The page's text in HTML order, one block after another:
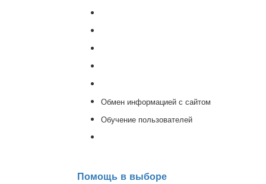
Обмен информацией с сайтом
Обучение пользователей
Помощь в выборе